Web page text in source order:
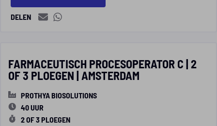
DELEN
FARMACEUTISCH PROCESOPERATOR C | 2
OF 3 PLOEGEN | AMSTERDAM
PROTHYA BIOSOLUTIONS
40 UUR
2 OF 3 PLOEGEN